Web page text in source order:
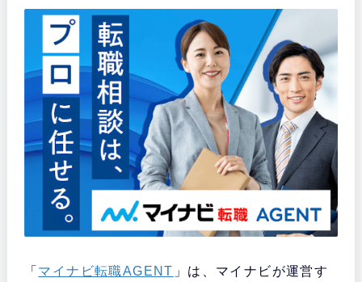
「 マイナビ転職AGENT 」は、マイナビが運営す